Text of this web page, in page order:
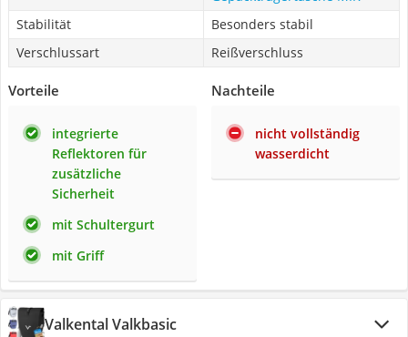
Stabilität
Besonders stabil
Verschlussart
Reißverschluss
Vorteile
integrierte
Reflektoren für
zusätzliche
Sicherheit
mit Schultergurt
mit Griff
Nachteile
nicht vollständig
wasserdicht
Valkental Valkbasic